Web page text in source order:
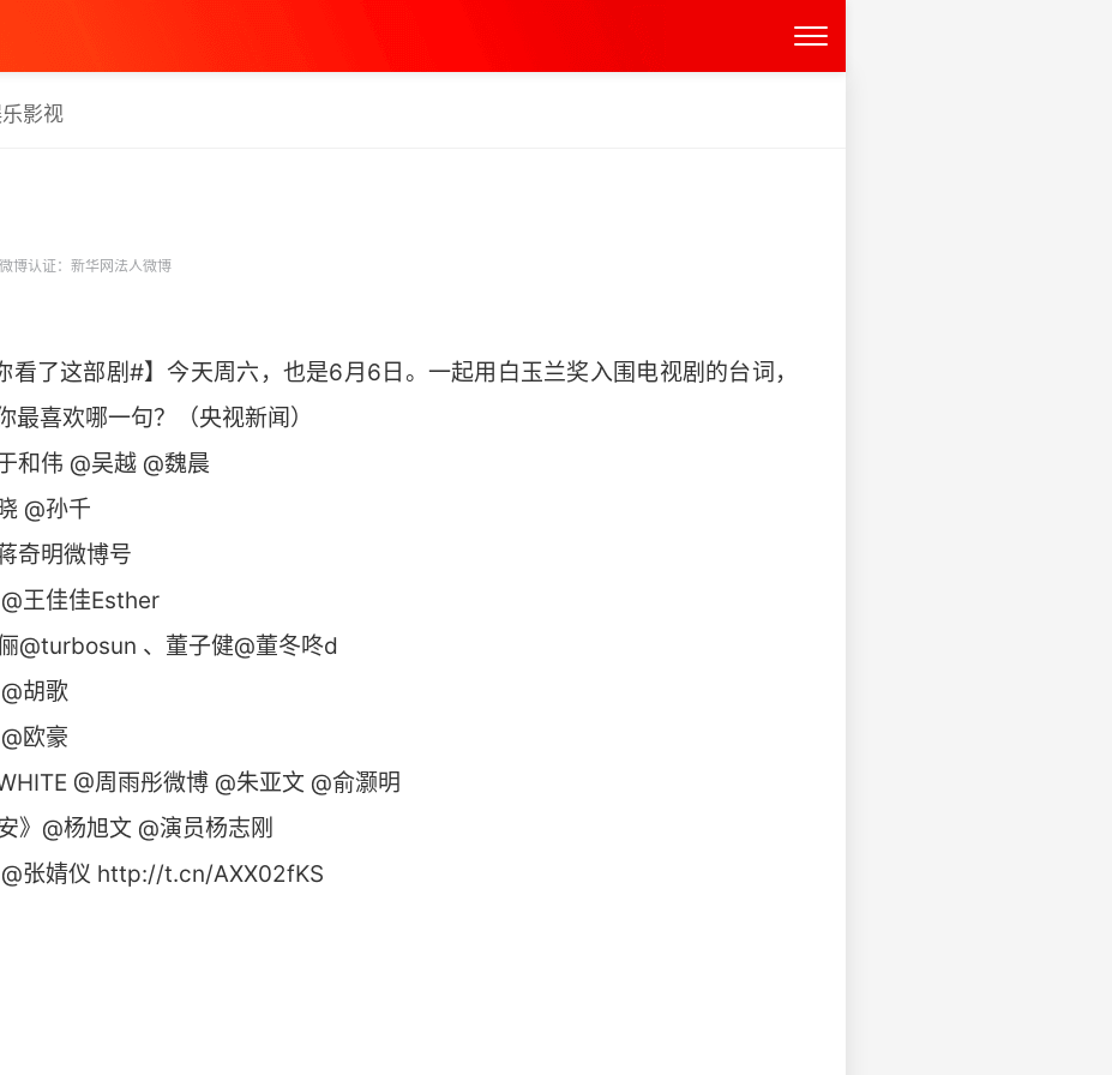
影视
微博认证：新华网法人微博
看了这部剧#】今天周六，也是6月6日。一起用白玉兰奖入围电视剧的台词，
喜欢哪一句？（央视新闻）
和伟 @吴越 @魏晨
@孙千
奇明微博号
王佳佳Esther
@turbosun 、董子健@董冬咚d
胡歌
欧豪
@周雨彤微博 @朱亚文 @俞灏明
》@杨旭文 @演员杨志刚
@张婧仪 http://t.cn/AXX02fKS